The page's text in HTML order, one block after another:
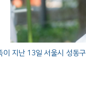
이 지난 13일 서울시 성동